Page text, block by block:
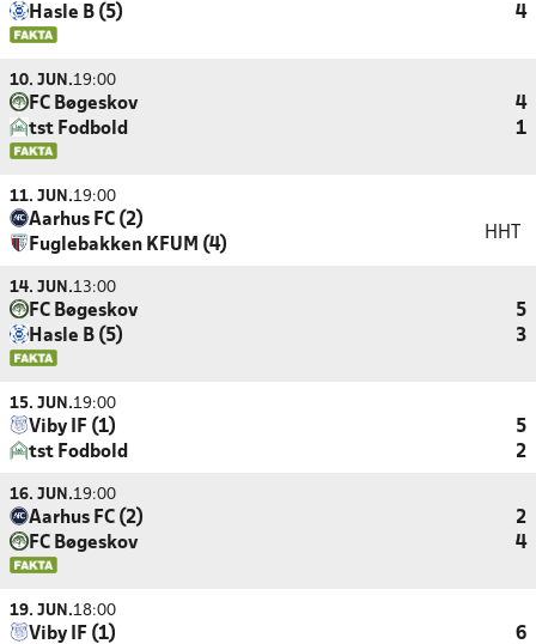
Hasle B (5)
4
10. JUN.19:00
FC Bøgeskov
4
tst Fodbold
1
11. JUN.19:00
Aarhus FC (2)
Fuglebakken KFUM (4)
HHT
14. JUN.13:00
FC Bøgeskov
5
Hasle B (5)
3
15. JUN.19:00
Viby IF (1)
5
tst Fodbold
2
16. JUN.19:00
Aarhus FC (2)
2
FC Bøgeskov
4
19. JUN.18:00
Viby IF (1)
6